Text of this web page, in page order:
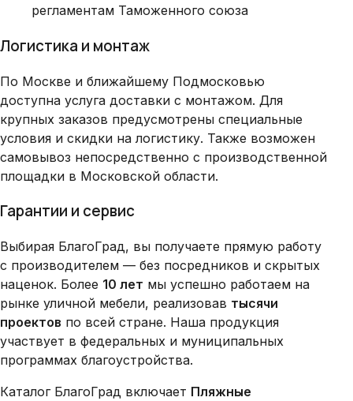
регламентам Таможенного союза
Логистика и монтаж
По Москве и ближайшему Подмосковью
доступна услуга доставки с монтажом. Для
крупных заказов предусмотрены специальные
условия и скидки на логистику. Также возможен
самовывоз непосредственно с производственной
площадки в Московской области.
Гарантии и сервис
Выбирая БлагоГрад, вы получаете прямую работу
с производителем — без посредников и скрытых
наценок. Более 10 лет мы успешно работаем на
рынке уличной мебели, реализовав тысячи
проектов по всей стране. Наша продукция
участвует в федеральных и муниципальных
программах благоустройства.
Каталог БлагоГрад включает Пляжные